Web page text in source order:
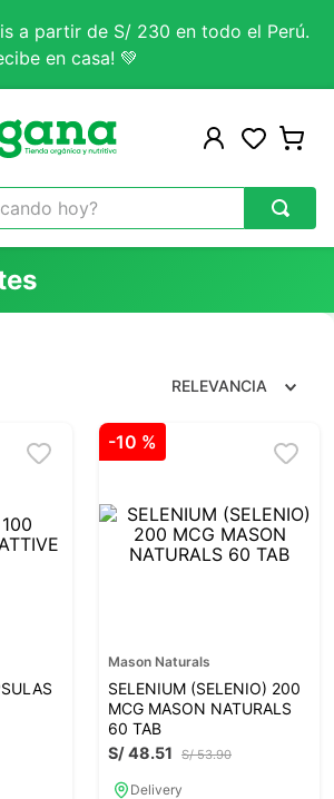
a partir de S/ 230 en todo el Perú.
en casa! 💚
hoy?
RELEVANCIA
-10 %
Mason Naturals
SELENIUM (SELENIO) 200
MCG MASON NATURALS
60 TAB
S/ 53.90
S/48.51
Delivery